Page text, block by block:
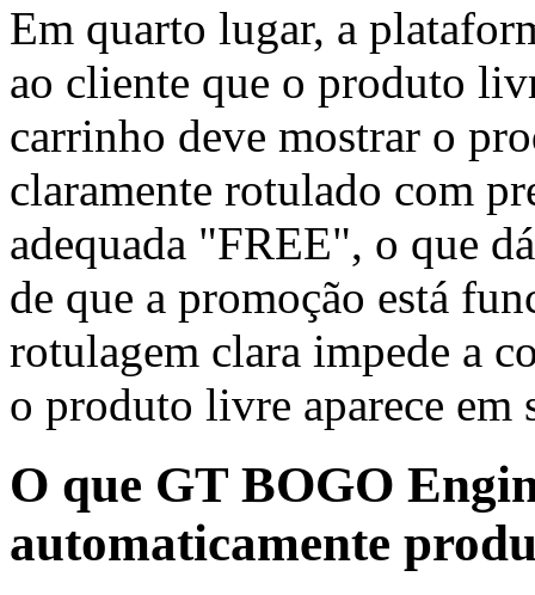
Em quarto lugar, a
ao cliente que o produto
carrinho deve mostrar o
claramente rotulado com
adequada "FREE", o que
de que a promoção está
rotulagem clara impede a
o produto livre aparece em
O que GT BOGO
automaticamente